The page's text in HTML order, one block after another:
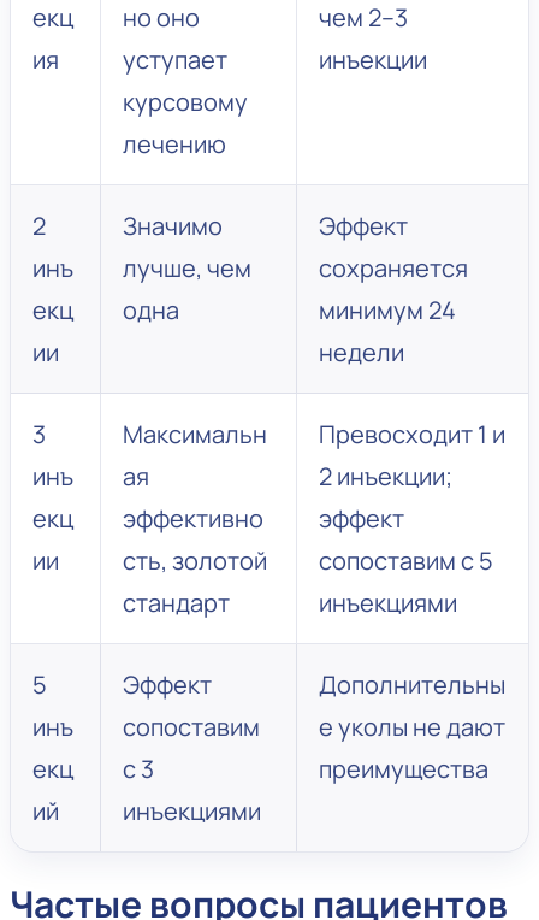
екц
ия
но оно
уступает
курсовому
лечению
чем 2–3
инъекции
2
инъ
екц
ии
Значимо
лучше, чем
одна
Эффект
сохраняется
минимум 24
недели
3
инъ
екц
ии
Максимальн
ая
эффективно
сть, золотой
стандарт
Превосходит 1 и
2 инъекции;
эффект
сопоставим с 5
инъекциями
5
инъ
екц
ий
Эффект
сопоставим
с 3
инъекциями
Дополнительны
е уколы не дают
преимущества
Частые вопросы пациентов